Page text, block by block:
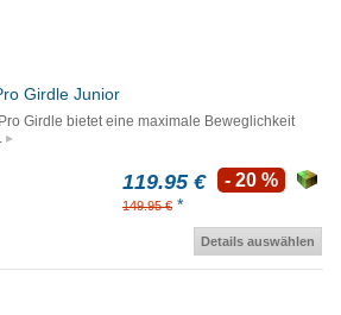
Girdle Junior
Girdle bietet eine maximale Beweglichkeit
119.95 €
149.95 € *
- 20 %
Details auswählen